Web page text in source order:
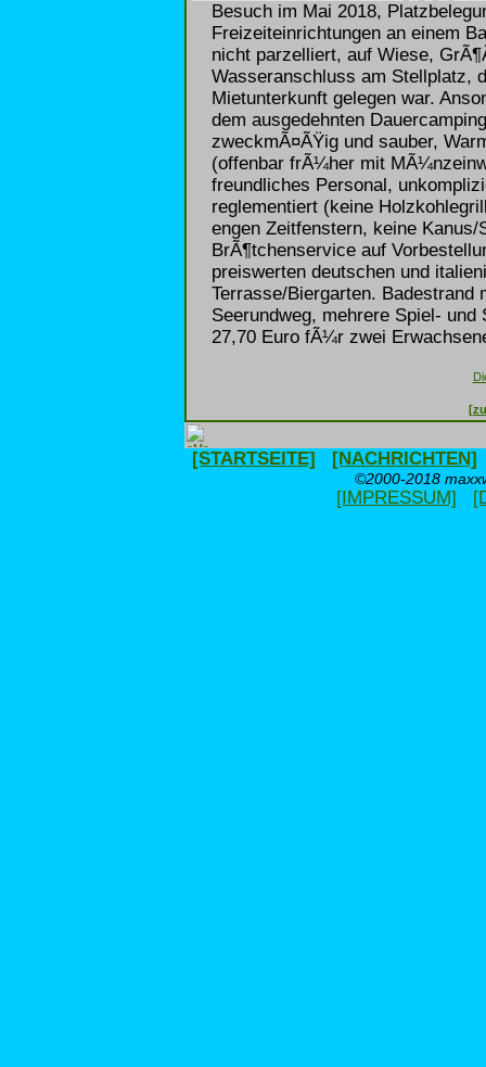
Besuch im Mai 2018,
Freizeiteinrichtungen an einem
nicht parzelliert, auf Wiese,
Wasseranschluss am Stellplatz,
Mietunterkunft gelegen war.
dem ausgedehnten
zweckmÃ¤ÃŸig und sauber,
(offenbar frÃ¼her mit
freundliches Personal,
reglementiert (keine
engen Zeitfenstern, keine
BrÃ¶tchenservice auf
preiswerten deutschen und
Terrasse/Biergarten.
Seerundweg, mehrere Spiel-
27,70 Euro fÃ¼r zwei
[STARTSEITE] [NACHRICHTEN]
©2000-2018
[IMPRESSUM]